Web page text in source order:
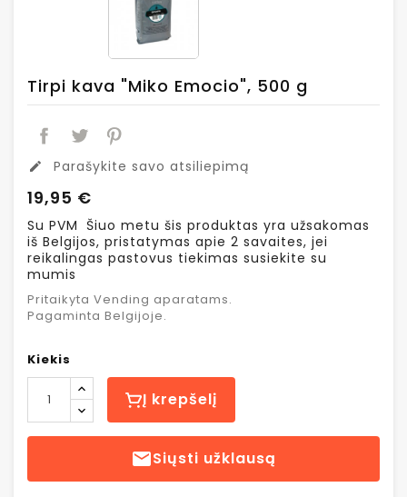
Tirpi kava "Miko Emocio", 500 g
edit Parašykite savo atsiliepimą
19,95 €
Su PVM Šiuo metu šis produktas yra užsakomas
iš Belgijos, pristatymas apie 2 savaites, jei
reikalingas pastovus tiekimas susiekite su
mumis
Pritaikyta Vending aparatams.
Pagaminta Belgijoje.
Kiekis
Į krepšelį
Siųsti užklausą